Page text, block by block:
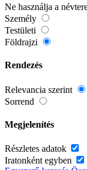
Ne használja a
Személy
Testületi
Földrajzi
Rendezés
Relevancia szerint
Sorrend
Megjelenítés
Részletes adatok
Iratonként egyben